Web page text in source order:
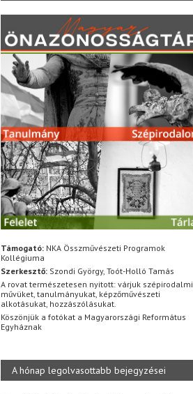
Támogató: NKA Összművészeti Programok
Kollégiuma
Szerkesztő: Szondi György, Toót-Holló Tamás
A rovat természetesen nyitott: várjuk szépirodalmi
művüket, tanulmányukat, képzőművészeti
alkotásukat, hozzászólásukat.
Köszönjük a fotókat a Magyarországi Református
Egyháznak
A hónap legolvasottabb bejegyzései